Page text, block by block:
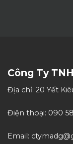
Công Ty
Địa chỉ: 20 Yết
Điện thoại: 090
Email: